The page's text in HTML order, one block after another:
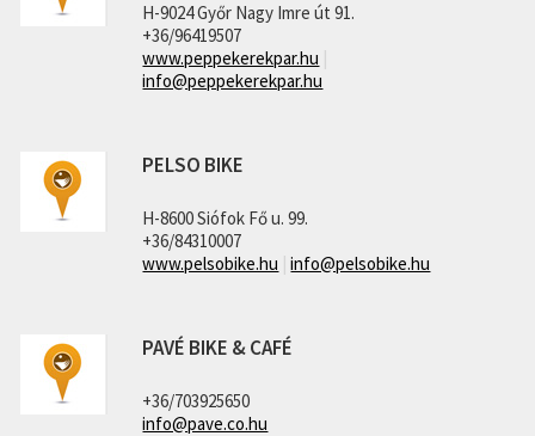
H-9024 Győr Nagy Imre út 91.
+36/96419507
www.peppekerekpar.hu |
info@peppekerekpar.hu
PELSO BIKE
H-8600 Siófok Fő u. 99.
+36/84310007
www.pelsobike.hu |info@pelsobike.hu
PAVÉ BIKE & CAFÉ
+36/703925650
info@pave.co.hu